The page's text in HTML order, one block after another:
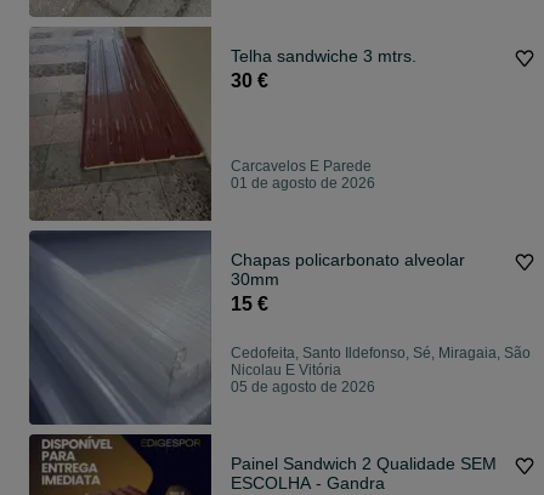
Telha sandwiche 3 mtrs.
30 €
Carcavelos E Parede
01 de agosto de 2026
Chapas policarbonato alveolar
30mm
15 €
Cedofeita, Santo Ildefonso, Sé, Miragaia, São
Nicolau E Vitória
05 de agosto de 2026
Painel Sandwich 2 Qualidade SEM
ESCOLHA - Gandra